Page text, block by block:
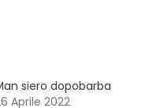
siero dopobarba
Aprile 2022